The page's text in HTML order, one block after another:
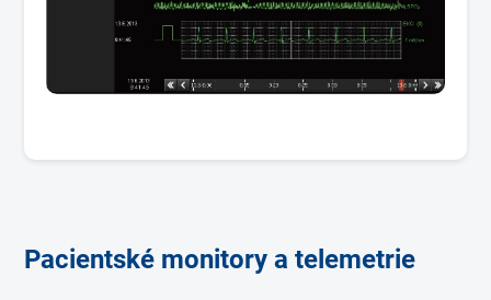
Pacientské monitory a telemetrie